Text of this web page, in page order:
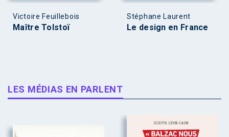
Victoire Feuillebois
Maître Tolstoï
Stéphane Laurent
Le design en France
LES MÉDIAS EN PARLENT